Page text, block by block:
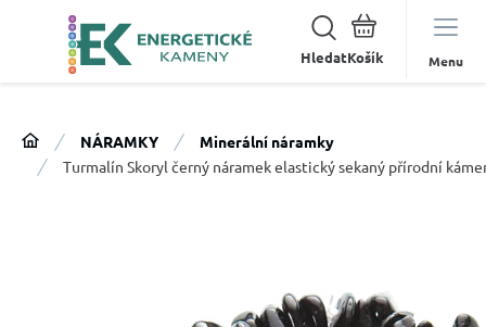
Hledat Menu
NÁRAMKY
Minerální náramky
Turmalín Skoryl černý náramek elastický sekaný přírodní